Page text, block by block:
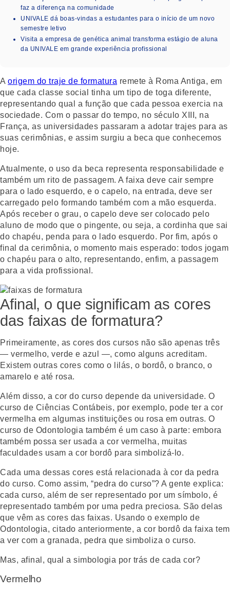
faz a diferença na comunidade
UNIVALE dá boas-vindas a estudantes para o início de um novo
semestre letivo
Visita a empresa de genética animal transforma estágio de aluna
da UNIVALE em grande experiência profissional
A origem do traje de formatura remete à Roma Antiga, em
que cada classe social tinha um tipo de toga diferente,
representando qual a função que cada pessoa exercia na
sociedade. Com o passar do tempo, no século XIII, na
França, as universidades passaram a adotar trajes para as
suas cerimônias, e assim surgiu a beca que conhecemos
hoje.
Atualmente, o uso da beca representa responsabilidade e
também um rito de passagem. A faixa deve cair sempre
para o lado esquerdo, e o capelo, na entrada, deve ser
carregado pelo formando também com a mão esquerda.
Após receber o grau, o capelo deve ser colocado pelo
aluno de modo que o pingente, ou seja, a cordinha que sai
do chapéu, penda para o lado esquerdo. Por fim, após o
final da cerimônia, o momento mais esperado: todos jogam
o chapéu para o alto, representando, enfim, a passagem
para a vida profissional.
Afinal, o que significam as cores
das faixas de formatura?
Primeiramente, as cores dos cursos não são apenas três
— vermelho, verde e azul —, como alguns acreditam.
Existem outras cores como o lilás, o bordô, o branco, o
amarelo e até rosa.
Além disso, a cor do curso depende da universidade. O
curso de Ciências Contábeis, por exemplo, pode ter a cor
vermelha em algumas instituições ou rosa em outras. O
curso de Odontologia também é um caso à parte: embora
também possa ser usada a cor vermelha, muitas
faculdades usam a cor bordô para simbolizá-lo.
Cada uma dessas cores está relacionada à cor da pedra
do curso. Como assim, “pedra do curso”? A gente explica:
cada curso, além de ser representado por um símbolo, é
representado também por uma pedra preciosa. São delas
que vêm as cores das faixas. Usando o exemplo de
Odontologia, citado anteriormente, a cor bordô da faixa tem
a ver com a granada, pedra que simboliza o curso.
Mas, afinal, qual a simbologia por trás de cada cor?
Vermelho